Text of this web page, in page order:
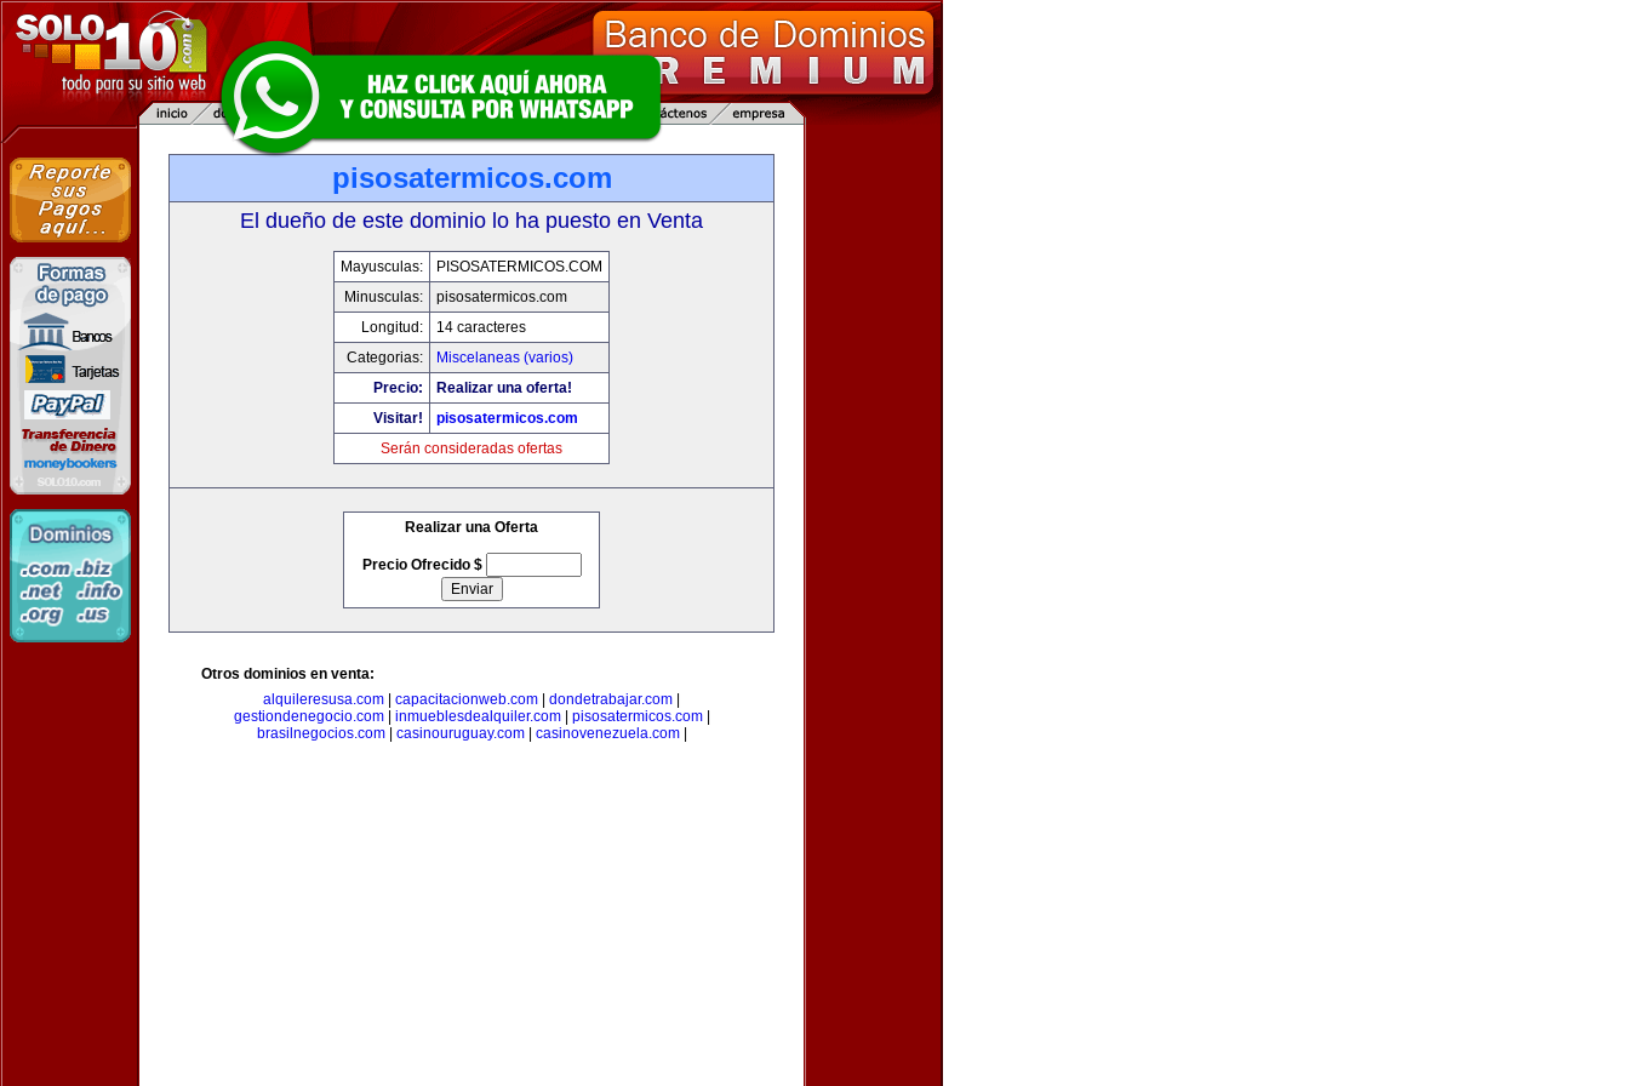
pisosatermicos.com
El dueño de este dominio lo ha puesto en Venta
Mayusculas:
PISOSATERMICOS.COM
Minusculas:
pisosatermicos.com
Longitud:
14 caracteres
Categorias:
Miscelaneas (varios)
Precio:
Realizar una oferta!
Visitar!
pisosatermicos.com
Serán consideradas ofertas
Realizar una Oferta
Precio Ofrecido $
Otros dominios en venta:
alquileresusa.com
capacitacionweb.com dondetrabajar.com
gestiondenegocio.com| inmueblesdealquiler.com| pisosatermicos.com|
brasilnegocios.com| casinouruguay.com| casinovenezuela.com|